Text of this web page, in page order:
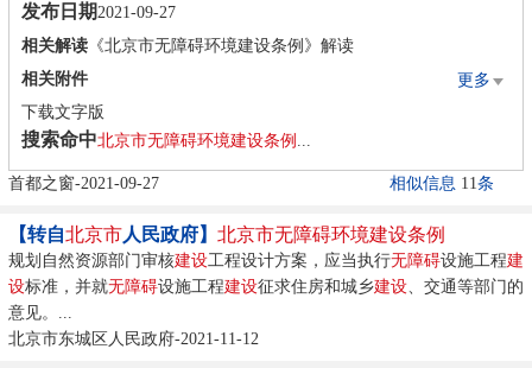
发布日期2021-09-27
相关解读 《北京市无障碍环境建设条例》解读
相关附件
更多
下载文字版
下载图片版
搜索命中北京市无障碍环境建设条例 ...
首都之窗-2021-09-27 相似信息 11条
【转自北京市人民政府】 北京市无障碍环境建设条例
规划自然资源部门审核建设工程设计方案，应当执行无障碍设施工程建
设标准，并就无障碍设施工程建设征求住房和城乡建设、交通等部门的
意见。...
北京市东城区人民政府-2021-11-12